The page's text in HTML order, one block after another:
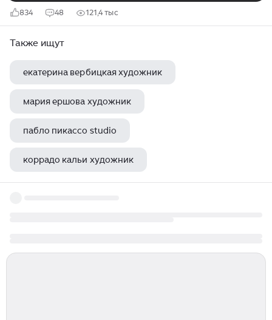
834 48 121,4 тыс
Также ищут
екатерина вербицкая художник
мария ершова художник
пабло пикассо studio
коррадо кальи художник